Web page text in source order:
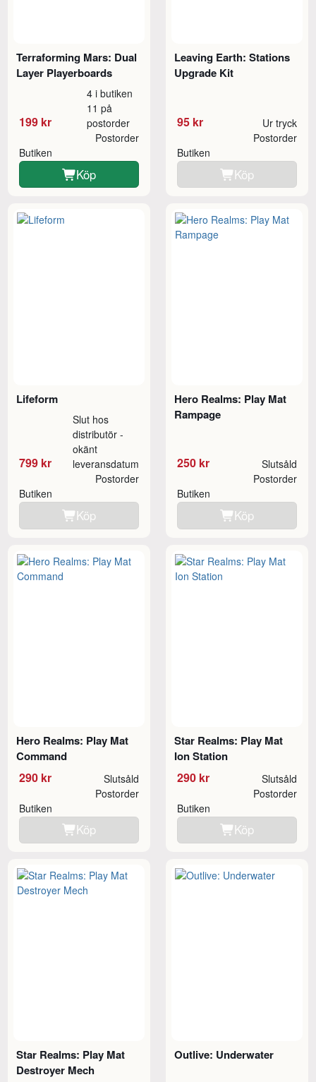
Terraforming Mars: Dual
Layer Playerboards
199 kr
4 i butiken
11 på
postorder
Butiken
Postorder
Köp
Leaving Earth: Stations
Upgrade Kit
95 kr Ur tryck
Butiken
Postorder
Köp
Lifeform
799 kr
Slut hos
distributör -
okänt
leveransdatum
Butiken
Postorder
Köp
Hero Realms: Play Mat
Rampage
250 kr Slutsåld
Butiken
Postorder
Köp
Hero Realms: Play Mat
Command
290 kr Slutsåld
Butiken
Postorder
Köp
Star Realms: Play Mat
Ion Station
290 kr Slutsåld
Butiken
Postorder
Köp
Star Realms: Play Mat
Destroyer Mech
Outlive: Underwater